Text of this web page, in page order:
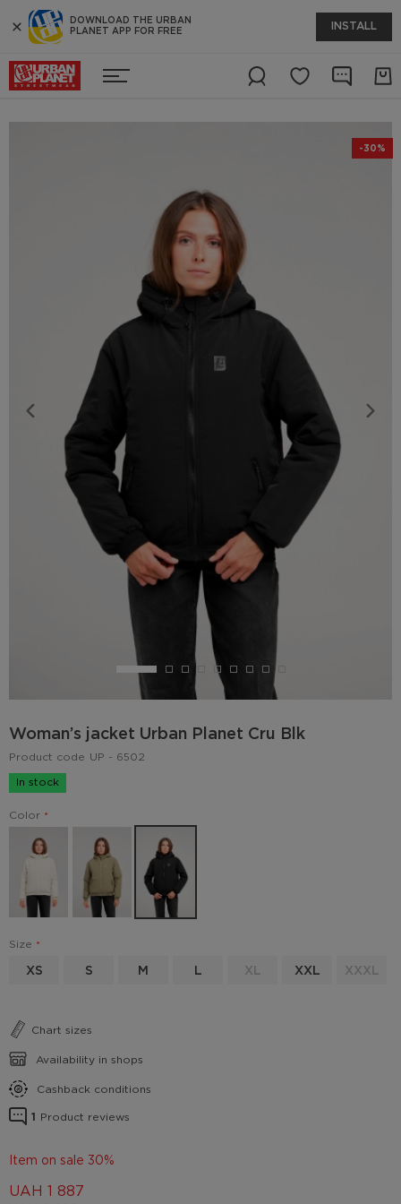
DOWNLOAD THE URBAN
PLANET APP FOR FREE
INSTALL
-30%
Woman’s jacket Urban Planet Cru Blk
Product code UP - 6502
In stock
Color
Size
XS S M L XL XXL XXXL
Chart sizes
Availability in shops
Cashback conditions
1 Product reviews
Item on sale 30%
UAH 1 887